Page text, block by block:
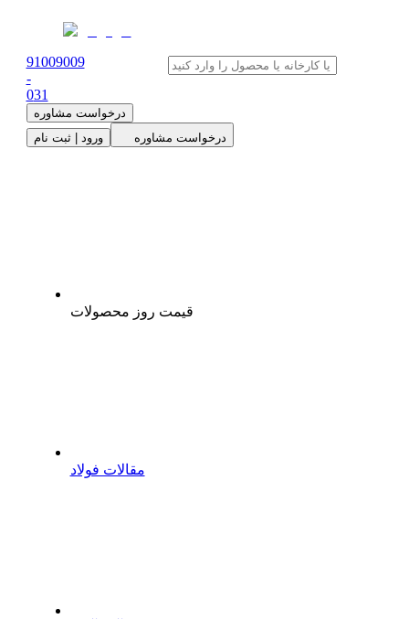
91009009
-
031
درخواست مشاوره
ورود | ثبت نام
درخواست مشاوره
قیمت روز محصولات
مقالات فولاد